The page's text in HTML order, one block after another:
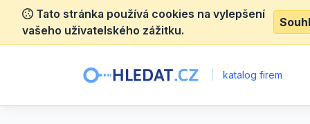
Tato stránka používá cookies na vylepšení
vašeho uživatelského zážitku.
katalog firem